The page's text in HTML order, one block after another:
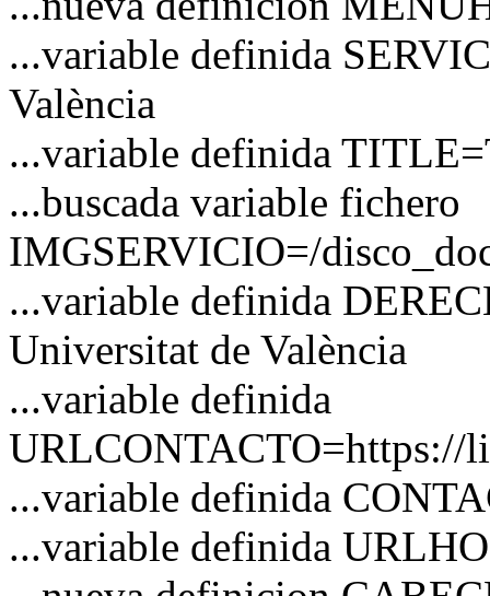
...variable definida
València
...variable definida
...buscada variable fichero
IMGSERVICIO=/
...variable definida
Universitat de València
...variable definida
URLCONTACTO=https://
...variable definida
...variable definida